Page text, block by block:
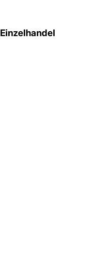
Einzelhandel